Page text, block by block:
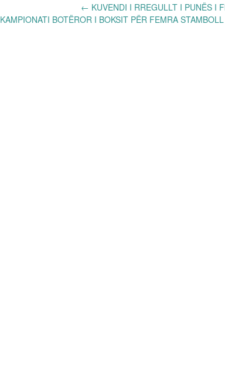
← KUVENDI I RREGULLT I PUNËS I
KAMPIONATI BOTËROR I BOKSIT PËR FEMRA